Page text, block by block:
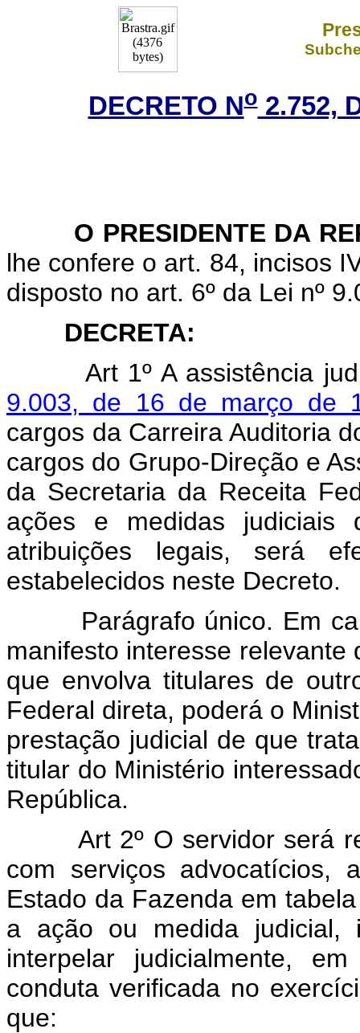
DECRETO No2.752,
O PRESIDENTE DA
lhe confere o art. 84, incisos
disposto no art. 6º da Lei nº
DECRETA:
Art 1º A assistência
9.003, de 16 de março de
cargos da Carreira Auditoria
cargos do Grupo-Direção e
da Secretaria da Receita
ações e medidas judiciais
atribuições legais, será
estabelecidos neste Decreto.
Parágrafo único. Em
manifesto interesse
que envolva titulares de
Federal direta, poderá o
prestação judicial de que
titular do Ministério
República.
Art 2º O servidor será
com serviços
Estado da Fazenda em
a ação ou medida judicial,
interpelar judicialmente,
conduta verificada no
que: